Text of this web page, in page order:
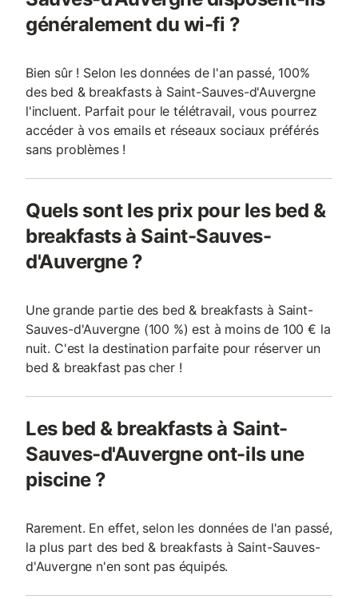
généralement du wi-fi ?
Bien sûr ! Selon les données de l'an passé, 100%
des bed & breakfasts à Saint-Sauves-d'Auvergne
l'incluent. Parfait pour le télétravail, vous pourrez
accéder à vos emails et réseaux sociaux préférés
sans problèmes !
Quels sont les prix pour les bed &
breakfasts à Saint-Sauves-
d'Auvergne ?
Une grande partie des bed & breakfasts à Saint-
Sauves-d'Auvergne (100 %) est à moins de 100 € la
nuit. C'est la destination parfaite pour réserver un
bed & breakfast pas cher !
Les bed & breakfasts à Saint-
Sauves-d'Auvergne ont-ils une
piscine ?
Rarement. En effet, selon les données de l'an passé,
la plus part des bed & breakfasts à Saint-Sauves-
d'Auvergne n'en sont pas équipés.